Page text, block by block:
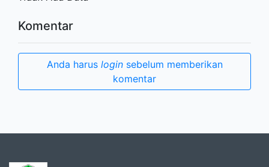
Komentar
Anda harus loginsebelum memberikan
komentar